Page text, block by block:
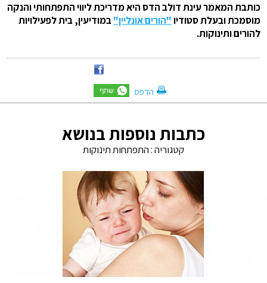
כותבת המאמר עינת דולב הדס היא מדריכת ליווי התפתחותי והנקה
מוסמכת ובעלת סטודיו"הורים אונליין"במודיעין, בית לפעילויות
להורים ותינוקות.
הדפס
כתבות נוספות בנושא
קטגוריה :התפתחות תינוקות